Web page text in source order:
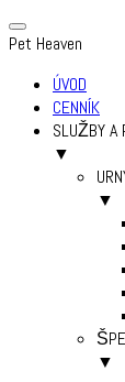
Pet Heaven
ÚVOD
CENNÍK
SLUŽBY A
▼
▼
▼